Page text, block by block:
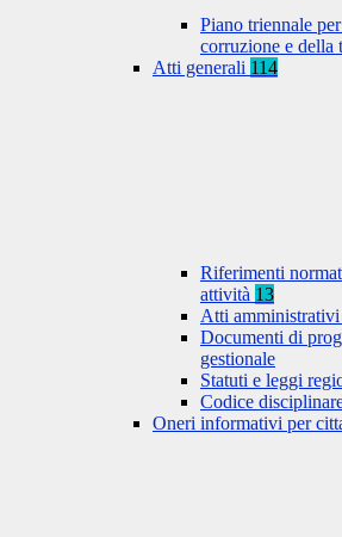
Piano triennale
corruzione e della
Atti generali 114
Riferimenti
attività 13
Atti amministrativi
Documenti di
gestionale
Statuti e leggi
Codice
Oneri informativi per